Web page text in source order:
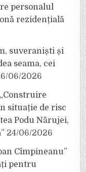
personalul
rezidențială
suveraniști și
seama, cei
06/2026
situație de risc
Podu Nărujei,
24/06/2026
Cîmpineanu”
pentru